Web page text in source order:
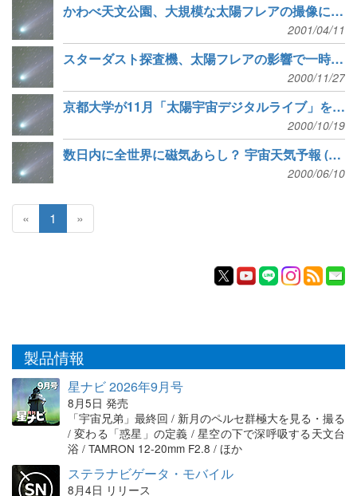
かわべ天文公園、大規模な太陽フレアの撮像に成功
2001/04/11
スターダスト探査機、太陽フレアの影響で一時セーフモードに陥る
2000/11/27
京都大学が11月「太陽宇宙デジタルライブ」を開催
2000/10/19
数日内に全世界に磁気あらし？ 宇宙天気予報 (asahi)
2000/06/10
« 1 »
製品情報
星ナビ 2026年9月号
8月5日 発売
「宇宙兄弟」最終回 / 新月のペルセ群極大を見る・撮る
/ 変わる「惑星」の定義 / 星空の下で深呼吸する天文台
浴 / TAMRON 12-20mm F2.8 / ほか
ステラナビゲータ・モバイル
8月4日 リリース